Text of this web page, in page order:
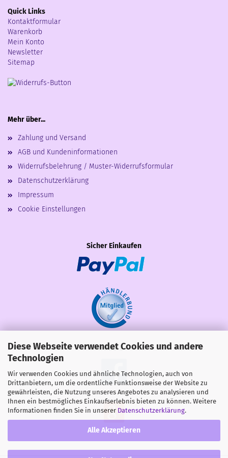
Diese Webseite verwendet Cookies und andere
Technologien
Wir verwenden Cookies und ähnliche Technologien, auch von
Drittanbietern, um die ordentliche Funktionsweise der Website zu
gewährleisten, die Nutzung unseres Angebotes zu analysieren und
Ihnen ein bestmögliches Einkaufserlebnis bieten zu können. Weitere
Informationen finden Sie in unserer Datenschutzerklärung.
Alle Akzeptieren
Quick Links
Kontaktformular
Warenkorb
Mein Konto
Newsletter
Sitemap
Mehr über...
Zahlung und Versand
AGB und Kundeninformationen
Widerrufsbelehrung / Muster-Widerrufsformular
Datenschutzerklärung
Impressum
Cookie Einstellungen
Sicher Einkaufen
Share